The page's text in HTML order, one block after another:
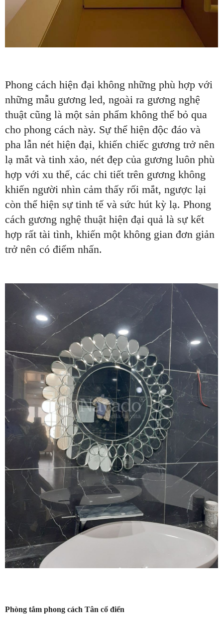
Phong cách hiện đại không những phù hợp với
những mẫu gương led, ngoài ra gương nghệ
thuật cũng là một sản phẩm không thể bỏ qua
cho phong cách này. Sự thể hiện độc đáo và
pha lẫn nét hiện đại, khiến chiếc gương trở nên
lạ mắt và tinh xảo, nét đẹp của gương luôn phù
hợp với xu thế, các chi tiết trên gương không
khiến người nhìn cảm thấy rối mắt, ngược lại
còn thể hiện sự tinh tế và sức hút kỳ lạ. Phong
cách gương nghệ thuật hiện đại quả là sự kết
hợp rất tài tình, khiến một không gian đơn giản
trở nên có điểm nhấn.
Phòng tắm phong cách Tân cổ điển